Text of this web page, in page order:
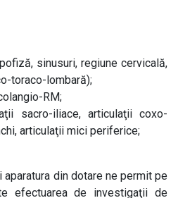
sinusuri, regiune cervicală,
toraco-lombară);
RM;
sacro-iliace, articulaţii coxo-
articulaţii mici periferice;
din dotare ne permit pe
efectuarea de investigaţii de